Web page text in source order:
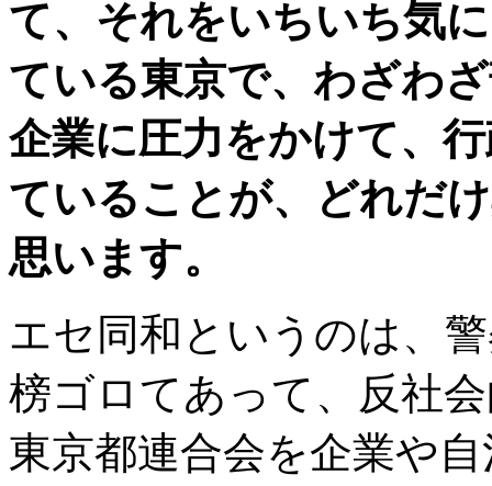
て、それをいちいち気
ている東京で、わざわ
企業に圧力をかけて、
ていることが、どれだ
思います。
エセ同和というのは、
榜ゴロてあって、反社
東京都連合会を企業や